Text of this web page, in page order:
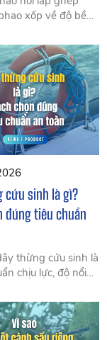
xốp về độ bền,
tiết kiệm hơn
& công trình
ngay.
cứu sinh là gì?
đúng tiêu chuẩn
thừng cứu sinh là
chịu lực, độ nổi
cứu hộ, công
dẫn chi tiết từ